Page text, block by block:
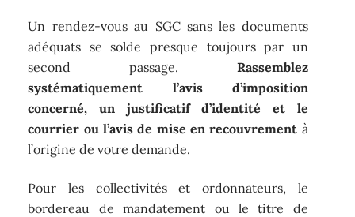
Un rendez-vous au SGC sans les documents
adéquats se solde presque toujours par un
second passage. Rassemblez
systématiquement l’avis d’imposition
concerné, un justificatif d’identité et le
courrier ou l’avis de mise en recouvrement à
l’origine de votre demande.
Pour les collectivités et ordonnateurs, le
bordereau de mandatement ou le titre de